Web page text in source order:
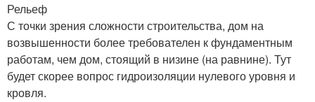
Рельеф
С точки зрения сложности строительства, дом на
возвышенности более требователен к фундаментным
работам, чем дом, стоящий в низине (на равнине). Тут
будет скорее вопрос гидроизоляции нулевого уровня и
кровля.